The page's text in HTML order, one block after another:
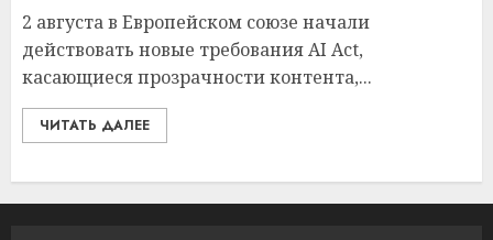
2 августа в Европейском союзе начали
действовать новые требования AI Act,
касающиеся прозрачности контента,...
ЧИТАТЬ ДАЛЕЕ